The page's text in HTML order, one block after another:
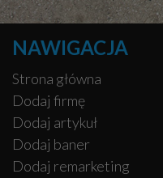
NAWIGACJA
Strona główna
Dodaj firmę
Dodaj artykuł
Dodaj baner
Dodaj remarketing